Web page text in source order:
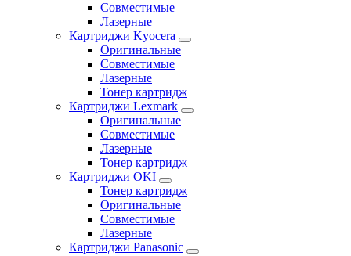
Совместимые
Лазерные
Картриджи Kyocera
Оригинальные
Совместимые
Лазерные
Тонер картридж
Картриджи Lexmark
Оригинальные
Совместимые
Лазерные
Тонер картридж
Картриджи OKI
Тонер картридж
Оригинальные
Совместимые
Лазерные
Картриджи Panasonic